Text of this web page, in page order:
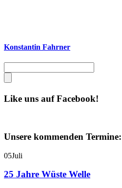
Konstantin Fahrner
Like uns auf Facebook!
Unsere kommenden Termine:
05Juli
25 Jahre Wüste Welle